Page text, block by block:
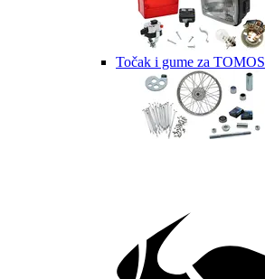
Točak i gume za TOMOS